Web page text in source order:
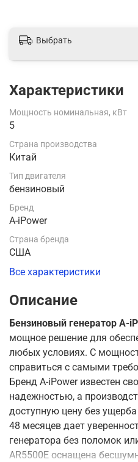
Выбрать
Характеристики
Мощность номинальная, кВт
5
Страна производства
Китай
Тип двигателя
бензиновый
Бренд
A-iPower
Страна бренда
США
Все характеристики
Описание
Бензиновый генератор A-
мощное решение для
любых условиях. С
справиться с самыми
Бренд A-iPower известен
надежностью, а
доступную цену без
48 месяцев дает
генератора без поломок
AR5500E оснащена